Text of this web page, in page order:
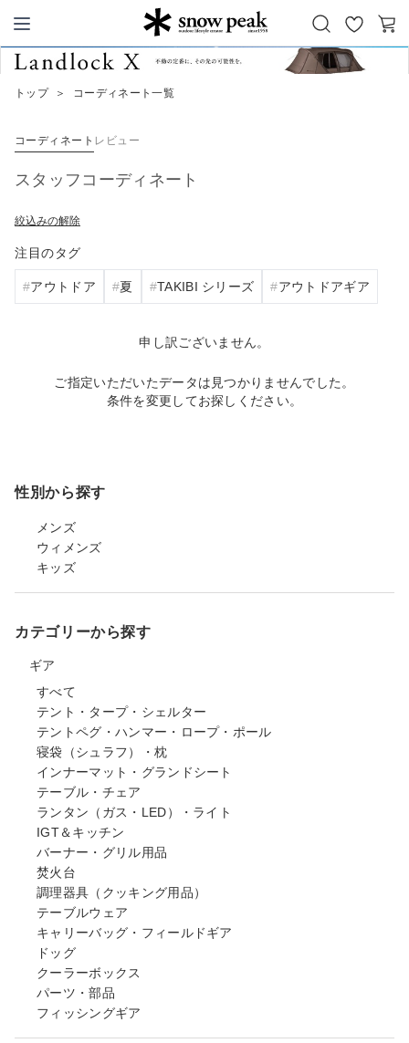
Snow Peak
お
気
カ
トップ ＞ コーディネート一覧
コーディネート レビュー
スタッフコーディネート
絞込みの解除
注目のタグ
アウトドア 夏 TAKIBI シリーズ アウトドアギア
申し訳ございません。
ご指定いただいたデータは見つかりませんでした。
条件を変更してお探しください。
性別から探す
メンズ
ウィメンズ
キッズ
カテゴリーから探す
ギア
すべて
テント・タープ・シェルター
テントペグ・ハンマー・ロープ・ポール
寝袋（シュラフ）・枕
インナーマット・グランドシート
テーブル・チェア
ランタン（ガス・LED）・ライト
IGT＆キッチン
バーナー・グリル用品
焚火台
調理器具（クッキング用品）
テーブルウェア
キャリーバッグ・フィールドギア
ドッグ
クーラーボックス
パーツ・部品
フィッシングギア